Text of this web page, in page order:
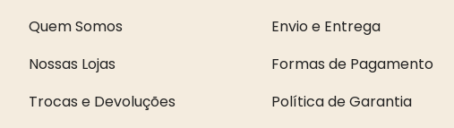
Quem Somos
Nossas Lojas
Trocas e Devoluções
Envio e Entrega
Formas de Pagamento
Política de Garantia